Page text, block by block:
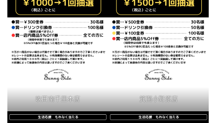
吹田南千里本店 箕面小野原店